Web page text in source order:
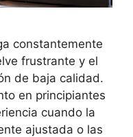
constantemente
frustrante y el
de baja calidad.
en principiantes
cuando la
ajustada o las